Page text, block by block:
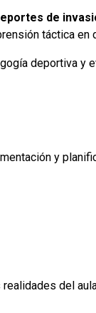
de
táctica en
deportiva y
y
del